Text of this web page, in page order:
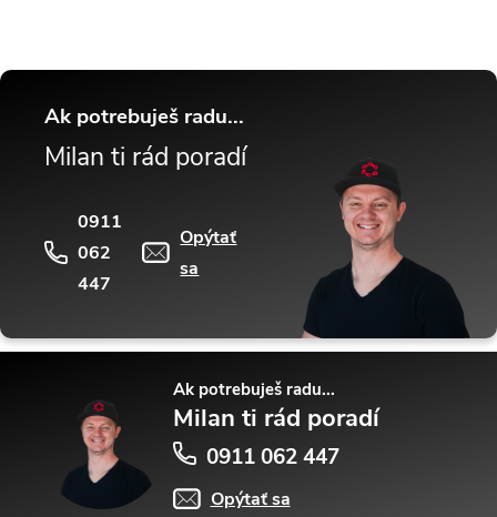
Ak potrebuješ radu...
Milan ti rád poradí
0911
062
447
Opýtať
sa
Ak potrebuješ radu...
Milan ti rád poradí
0911 062 447
Opýtať sa